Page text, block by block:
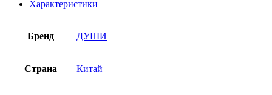
Характеристики
Бренд ДУШИ
Страна Китай